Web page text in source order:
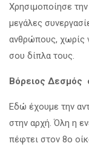
Χρησιμοποίησε
μεγάλες
ανθρώπους, χωρίς
σου δίπλα τους.
Βόρειος Δεσμός
Εδώ έχουμε την
στην αρχή. Όλη η
πέφτει στον 8ο